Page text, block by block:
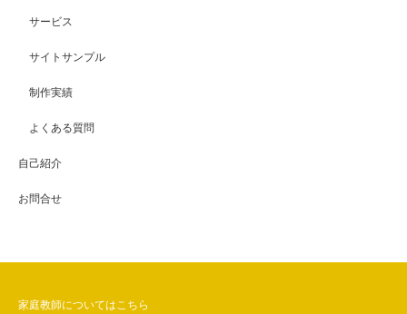
サービス
サイトサンプル
制作実績
よくある質問
自己紹介
お問合せ
家庭教師についてはこちら